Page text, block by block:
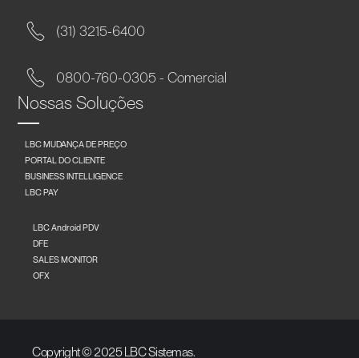
(31) 3215-6400
0800-760-0305 - Comercial
Nossas Soluções
LBC MUDANÇA DE PREÇO
PORTAL DO CLIENTE
BUSINESS INTELLIGENCE
LBC PAY
LBC Android PDV
DFE
SALES MONITOR
OFX
Copyright © 2025 LBC Sistemas.